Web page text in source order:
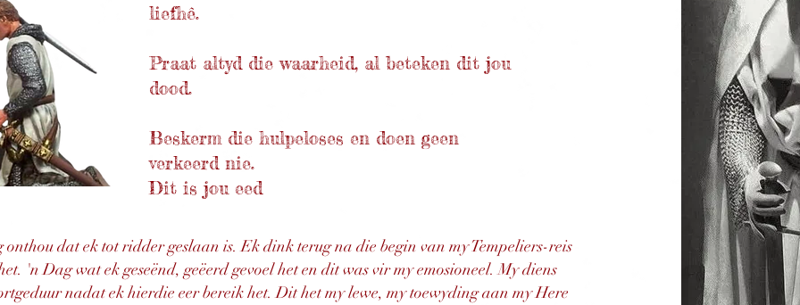
liefhê.
Praat altyd die waarheid, al beteken dit jou
dood.
Beskerm die hulpeloses en doen geen
verkeerd nie.
Dit is jou eed
dat ek tot ridder geslaan is. Ek dink terug na die begin van my Tempeliers-reis
'n Dag wat ek geseënd, geëerd gevoel het en dit was vir my emosioneel. My diens
nadat ek hierdie eer bereik het. Dit het my lewe, my toewyding aan my Here